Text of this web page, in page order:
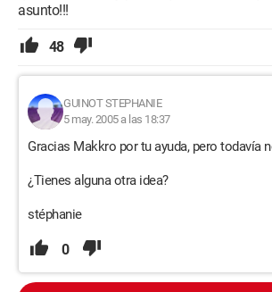
asunto!!!
48
GUINOT STEPHANIE
5 may. 2005 a las 18:37
Gracias Makkro por tu ayuda, pero todavía
¿Tienes alguna otra idea?
stéphanie
0